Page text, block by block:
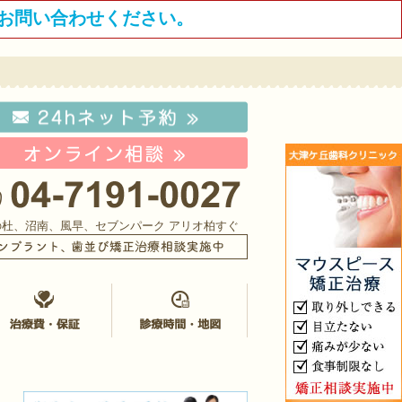
い合わせください。
、沼南、風早、セブンパーク アリオ柏すぐ
ロスコープ治療 治療費・保証 診療時間・地図